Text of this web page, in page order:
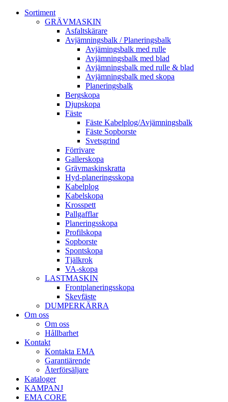
Sortiment
GRÄV­MASKIN
Asfalt­skärare
Avjämnings­balk / Planeringsbalk
Avjämingsbalk med rulle
Avjämningsbalk med blad
Avjämningsbalk med rulle & blad
Avjämningsbalk med skopa
Planerings­balk
Berg­skopa
Djup­skopa
Fäste
Fäste Kabel­­plog/­Avjämnings­­balk
Fäste Sop­borste
Svets­grind
Förrivare
Galler­skopa
Gräv­maskins­kratta
Hyd­-planerings­skopa
Kabel­plog
Kabel­skopa
Kros­spett
Pallgafflar
Planerings­skopa
Profil­skopa
Sop­borste
Spont­skopa
Tjäl­krok
VA­-skopa
LAST­MASKIN
Front­planerings­skopa
Skev­fäste
DUMPER­KÄRRA
Om oss
Om oss
Hållbarhet
Kontakt
Kontakta EMA
Garantiärende
Återförsäljare
Kataloger
KAMPANJ
EMA CORE